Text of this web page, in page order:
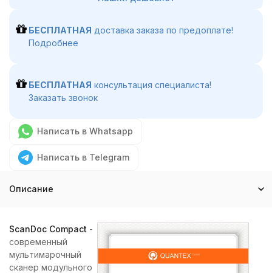
БЕСПЛАТНАЯ доставка заказа по предоплате!
Подробнее
БЕСПЛАТНАЯ консультация специалиста!
Заказать звонок
Написать в Whatsapp
Написать в Telegram
Описание
ScanDoc Compact -
современный
мультимарочный
сканер модульного